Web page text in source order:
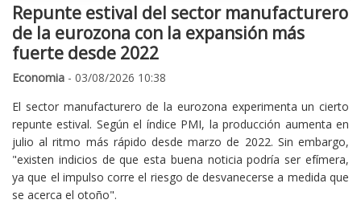
Repunte estival del sector manufacturero
de la eurozona con la expansión más
fuerte desde 2022
Economia - 03/08/2026 10:38
El sector manufacturero de la eurozona experimenta un cierto
repunte estival. Según el índice PMI, la producción aumenta en
julio al ritmo más rápido desde marzo de 2022. Sin embargo,
"existen indicios de que esta buena noticia podría ser efímera,
ya que el impulso corre el riesgo de desvanecerse a medida que
se acerca el otoño".